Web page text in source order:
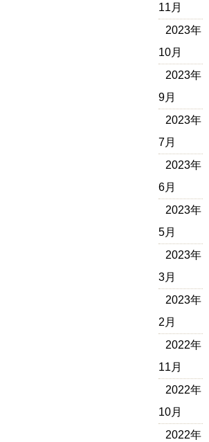
11月
2023年
10月
2023年
9月
2023年
7月
2023年
6月
2023年
5月
2023年
3月
2023年
2月
2022年
11月
2022年
10月
2022年